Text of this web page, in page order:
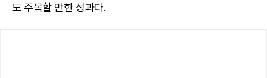
도 주목할 만한 성과다.